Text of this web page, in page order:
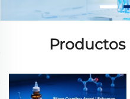
Productos